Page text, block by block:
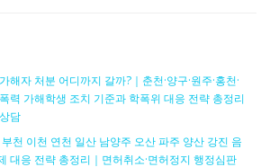
해자 처분 어디까지 갈까?｜춘천·양구·원주·홍천·
력 가해학생 조치 기준과 학폭위 대응 전략 총정리
담
천 이천 연천 일산 남양주 오산 파주 양산 강진 음
대응 전략 총정리｜면허취소·면허정지 행정심판